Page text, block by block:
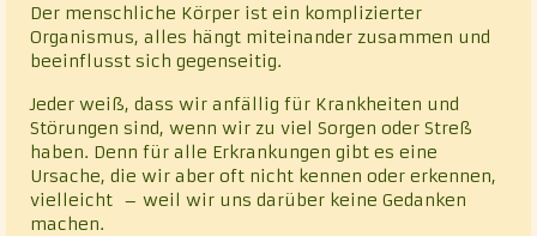
Der menschliche Körper ist ein komplizierter
Organismus, alles hängt miteinander zusammen und
beeinflusst sich gegenseitig.
Jeder weiß, dass wir anfällig für Krankheiten und
Störungen sind, wenn wir zu viel Sorgen oder Streß
haben. Denn für alle Erkrankungen gibt es eine
Ursache, die wir aber oft nicht kennen oder erkennen,
vielleicht – weil wir uns darüber keine Gedanken
machen.